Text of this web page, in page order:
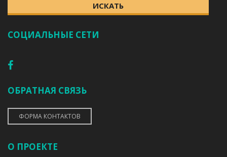
ИСКАТЬ
СОЦИАЛЬНЫЕ СЕТИ
ОБРАТНАЯ СВЯЗЬ
ФОРМА КОНТАКТОВ
О ПРОЕКТЕ